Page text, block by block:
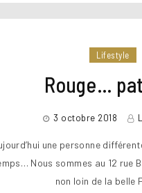
Lifestyle
Rouge…
3 octobre 2018
une personne
Nous sommes au 12 rue
non loin de la belle